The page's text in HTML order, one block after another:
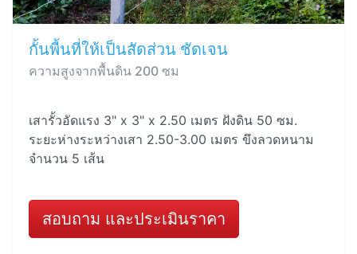
กั้นพื้นที่ให้เป็นสัดส่วน ชัดเจน
ความสูงจากพื้นดิน 200 ซม
เสารั้วอัดแรง 3" x 3" x 2.50 เมตร ฝังดิน 50 ซม.
ระยะห่างระหว่างเสา 2.50-3.00 เมตร ขึงลวดหนาม
จำนวน 5 เส้น
สอบถาม และประเมินราคา